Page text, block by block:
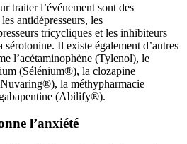
traiter l’événement sont des
antidépresseurs, les
tricycliques et les inhibiteurs
sérotonine. Il existe également d’autres
l’acétaminophène (Tylenol), le
(Sélénium®), la clozapine
la méthypharmacie
(Abilify®).
l’anxiété